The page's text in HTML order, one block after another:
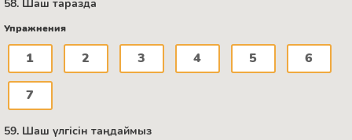
58. Шаш таразда
Упражнения
1 2 3 4 5 6
7
59. Шаш үлгісін таңдаймыз